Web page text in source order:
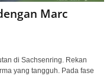
Marc
di Sachsenring. Rekan
yang tangguh. Pada fase